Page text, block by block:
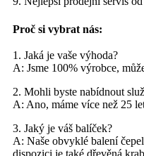
Proč si vybrat nás:
1. Jaká je vaše výhoda?
A: Jsme 100% výrobce,
2. Mohli byste nabídnout
A: Ano, máme více než 25
3. Jaký je váš balíček?
A: Naše obvyklé balení